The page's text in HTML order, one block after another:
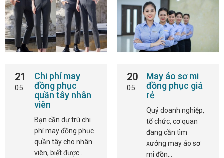
21
05
Chi phí may
đồng phục
quần tây nhân
viên
Bạn cần dự trù chi
phí may đồng phục
quần tây cho nhân
viên, biết được…
20
05
May áo sơ mi
đồng phục giá
rẻ
Quý doanh nghiệp,
tổ chức, cơ quan
đang cần tìm
xưởng may áo sơ
mi đồn…